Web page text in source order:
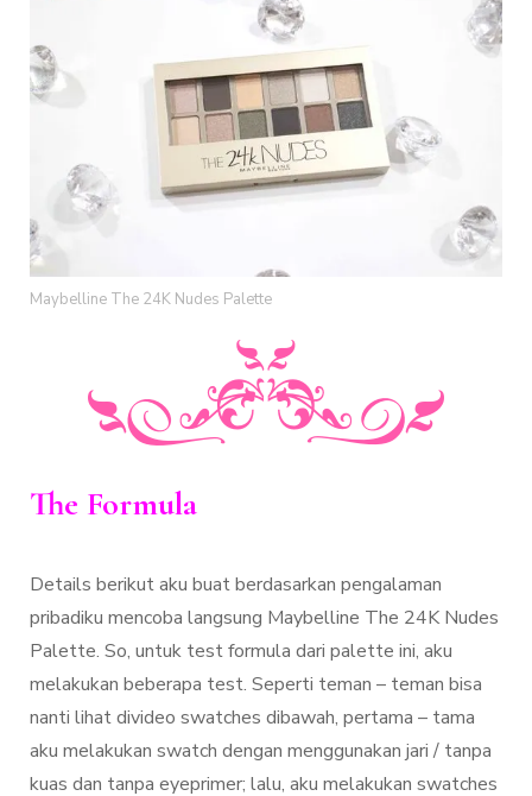
Maybelline The 24K Nudes Palette
The Formula
Details berikut aku buat berdasarkan pengalaman
pribadiku mencoba langsung Maybelline The 24K Nudes
Palette. So, untuk test formula dari palette ini, aku
melakukan beberapa test. Seperti teman – teman bisa
nanti lihat divideo swatches dibawah, pertama – tama
aku melakukan swatch dengan menggunakan jari / tanpa
kuas dan tanpa eyeprimer; lalu, aku melakukan swatches